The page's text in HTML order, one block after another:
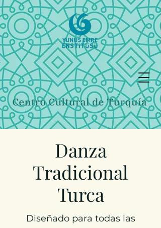
Danza
Tradicional
Turca
Diseñado para todas las